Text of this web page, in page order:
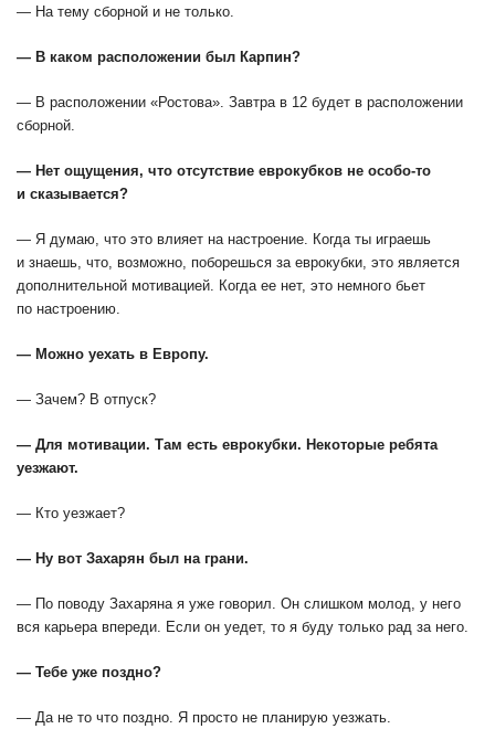
— На тему сборной и не только.
— В каком расположении был Карпин?
— В расположении «Ростова». Завтра в 12 будет в расположении
сборной.
— Нет ощущения, что отсутствие еврокубков не особо-то
и сказывается?
— Я думаю, что это влияет на настроение. Когда ты играешь
и знаешь, что, возможно, поборешься за еврокубки, это является
дополнительной мотивацией. Когда ее нет, это немного бьет
по настроению.
— Можно уехать в Европу.
— Зачем? В отпуск?
— Для мотивации. Там есть еврокубки. Некоторые ребята
уезжают.
— Кто уезжает?
— Ну вот Захарян был на грани.
— По поводу Захаряна я уже говорил. Он слишком молод, у него
вся карьера впереди. Если он уедет, то я буду только рад за него.
— Тебе уже поздно?
— Да не то что поздно. Я просто не планирую уезжать.